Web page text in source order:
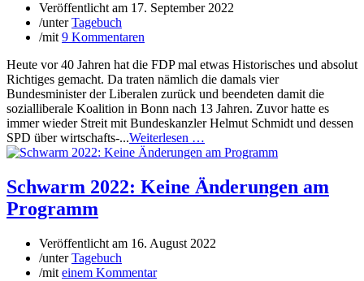
Veröffentlicht am 17. September 2022
/unterTagebuch
/mit 9 Kommentaren
Heute vor 40 Jahren hat die FDP mal etwas Historisches und absolut
Richtiges gemacht. Da traten nämlich die damals vier
Bundesminister der Liberalen zurück und beendeten damit die
sozialliberale Koalition in Bonn nach 13 Jahren. Zuvor hatte es
immer wieder Streit mit Bundeskanzler Helmut Schmidt und dessen
SPD über wirtschafts-...Weiterlesen …
Schwarm 2022: Keine Änderungen am
Programm
Veröffentlicht am 16. August 2022
/unterTagebuch
/mit einem Kommentar